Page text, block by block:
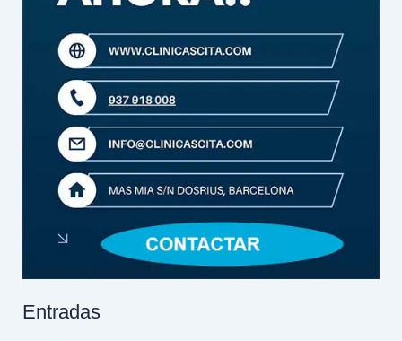
Entradas